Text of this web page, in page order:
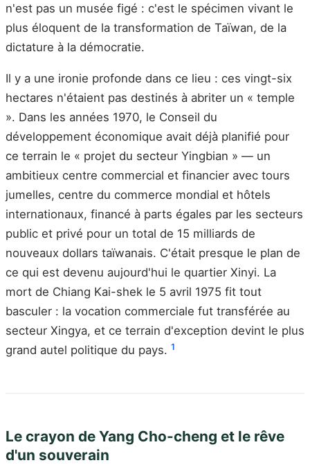
n'est pas un musée figé : c'est le spécimen vivant le
plus éloquent de la transformation de Taïwan, de la
dictature à la démocratie.
Il y a une ironie profonde dans ce lieu : ces vingt-six
hectares n'étaient pas destinés à abriter un « temple
». Dans les années 1970, le Conseil du
développement économique avait déjà planifié pour
ce terrain le « projet du secteur Yingbian » — un
ambitieux centre commercial et financier avec tours
jumelles, centre du commerce mondial et hôtels
internationaux, financé à parts égales par les secteurs
public et privé pour un total de 15 milliards de
nouveaux dollars taïwanais. C'était presque le plan de
ce qui est devenu aujourd'hui le quartier Xinyi. La
mort de Chiang Kai-shek le 5 avril 1975 fit tout
basculer : la vocation commerciale fut transférée au
secteur Xingya, et ce terrain d'exception devint le plus
grand autel politique du pays. 1
Le crayon de Yang Cho-cheng et le rêve
d'un souverain